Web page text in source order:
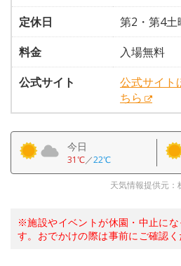
定休日
第2・第4土
料金
入場無料
公式サイト
公式サイト
ちら
今日
31℃／22℃
天気情報提供元
※施設やイベントが休園・中止に
す。おでかけの際は事前にご確認く